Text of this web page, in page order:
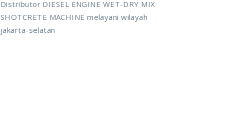
Distributor DIESEL ENGINE WET-DRY MIX
SHOTCRETE MACHINE melayani wilayah
jakarta-selatan